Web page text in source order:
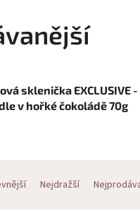
sklenička EXCLUSIVE -
v hořké čokoládě 70g
Nejdražší